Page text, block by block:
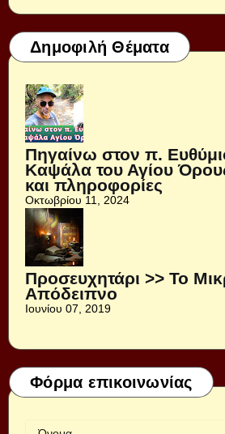
Δημοφιλή Θέματα
Πηγαίνω στον π.
Καψάλα του Αγίου
και πληροφορίες
Οκτωβρίου 11, 2024
Προσευχητάρι >> Το
Απόδειπνο
Ιουνίου 07, 2019
Φόρμα επικοινωνίας